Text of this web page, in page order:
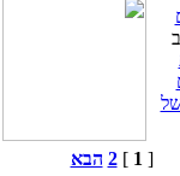
[
1
]
2 הבא